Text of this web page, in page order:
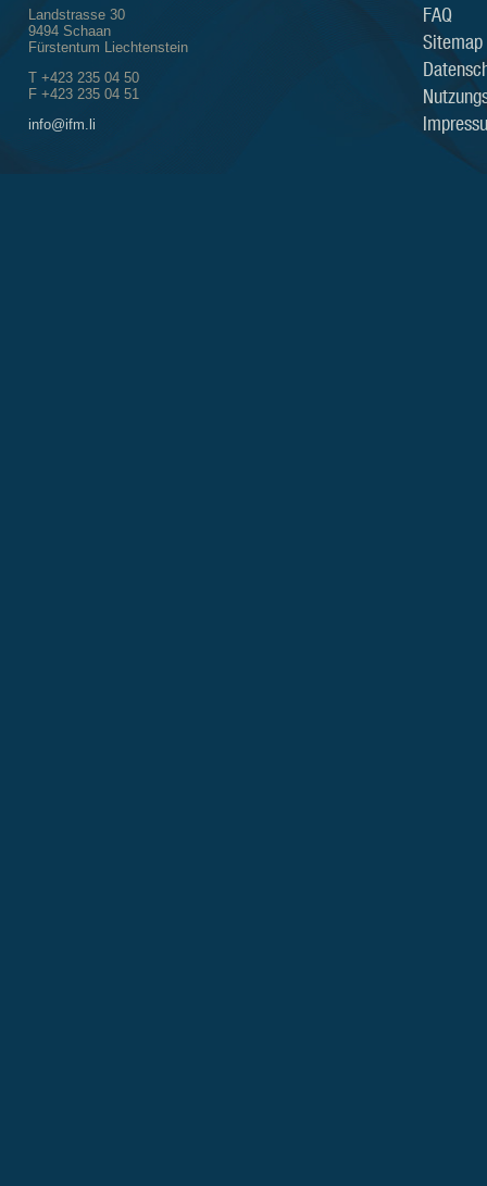
Landstrasse 30
9494 Schaan
Fürstentum Liechtenstein
T +423 235 04 50
F +423 235 04 51
info@ifm.li
FAQ
Sitemap